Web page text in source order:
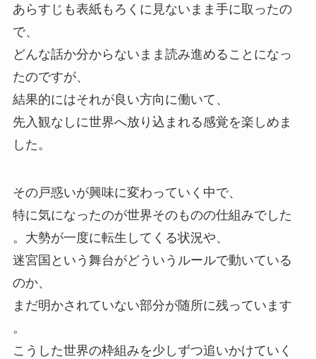
あらすじも表紙もろくに見ないまま手に取ったの
で、
どんな話か分からないまま読み進めることになっ
たのですが、
結果的にはそれが良い方向に働いて、
先入観なしに世界へ放り込まれる感覚を楽しめま
した。
その戸惑いが興味に変わっていく中で、
特に気になったのが世界そのものの仕組みでした
。 大勢が一度に転生してくる状況や、
迷宮国という舞台がどういうルールで動いている
のか、
まだ明かされていない部分が随所に残っています
。
こうした世界の枠組みを少しずつ追いかけていく